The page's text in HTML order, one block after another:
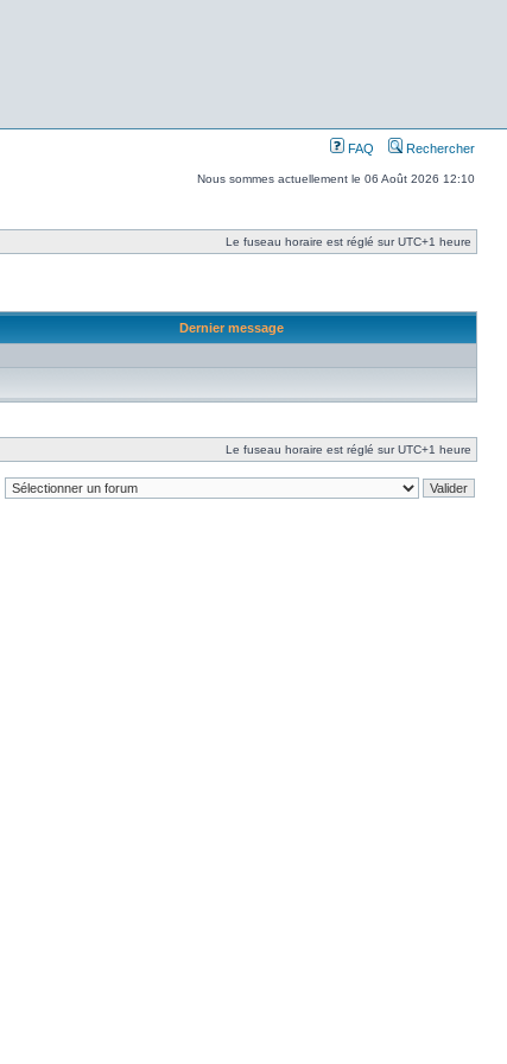
FAQ Rechercher
Nous sommes actuellement le 06 Août 2026 12:10
Le fuseau horaire est réglé sur UTC+1 heure
Dernier message
Le fuseau horaire est réglé sur UTC+1 heure